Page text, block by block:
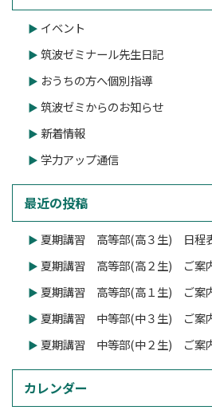
イベント
筑波ゼミナール先生日記
おうちの方へ個別指導
筑波ゼミからのお知らせ
新着情報
学力アップ通信
最近の投稿
夏期講習 高等部(高３生) 日程表
夏期講習 高等部(高２生) ご案内
夏期講習 高等部(高１生) ご案内
夏期講習 中等部(中３生) ご案内
夏期講習 中等部(中２生) ご案内
カレンダー